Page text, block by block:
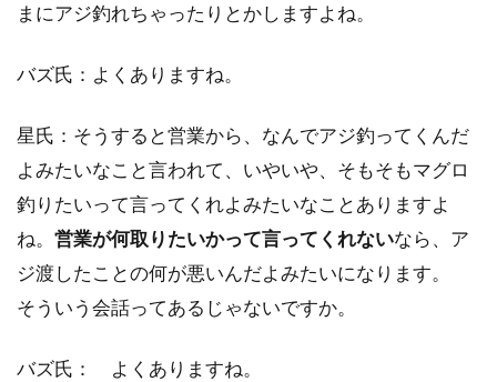
まにアジ釣れちゃったりとかしますよね。
バズ氏：よくありますね。
星氏：そうすると営業から、なんでアジ釣ってくんだ
よみたいなこと言われて、いやいや、そもそもマグロ
釣りたいって言ってくれよみたいなことありますよ
ね。 営業が何取りたいかって言ってくれないなら、ア
ジ渡したことの何が悪いんだよみたいになります。
そういう会話ってあるじゃないですか。
バズ氏： よくありますね。